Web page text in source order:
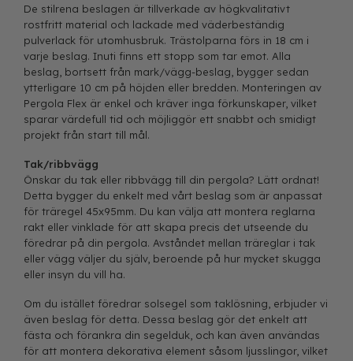
De stilrena beslagen är tillverkade av högkvalitativt
rostfritt material och lackade med väderbeständig
pulverlack för utomhusbruk. Trästolparna förs in 18 cm i
varje beslag. Inuti finns ett stopp som tar emot. Alla
beslag, bortsett från mark/vägg-beslag, bygger sedan
ytterligare 10 cm på höjden eller bredden. Monteringen av
Pergola Flex är enkel och kräver inga förkunskaper, vilket
sparar värdefull tid och möjliggör ett snabbt och smidigt
projekt från start till mål.
Tak/ribbvägg
Önskar du tak eller ribbvägg till din pergola? Lätt ordnat!
Detta bygger du enkelt med vårt beslag som är anpassat
för träregel 45x95mm. Du kan välja att montera reglarna
rakt eller vinklade för att skapa precis det utseende du
föredrar på din pergola. Avståndet mellan träreglar i tak
eller vägg väljer du själv, beroende på hur mycket skugga
eller insyn du vill ha.
Om du istället föredrar solsegel som taklösning, erbjuder vi
även beslag för detta. Dessa beslag gör det enkelt att
fästa och förankra din segelduk, och kan även användas
för att montera dekorativa element såsom ljusslingor, vilket